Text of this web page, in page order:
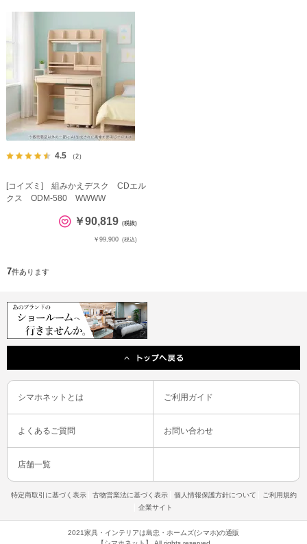
4.5 （2）
[コイズミ] 組みかえデスク CDエル
クス ODM-580 WWWW
￥90,819 (税抜)
￥99,900 (税込)
7件あります
シマホネットとは ご利用ガイド
よくあるご質問 お問い合わせ
店舗一覧
特定商取引に基づく表示 古物営業法に基づく表示 個人情報保護方針について
ご利用規約
企業サイト
2021家具・インテリアは島忠・ホームズ(シマホ)の通販